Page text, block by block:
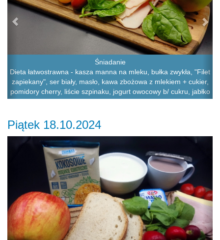
Śniadanie
Dieta łatwostrawna - kasza manna na mleku, bułka zwykła, "Filet
zapiekany", ser biały, masło, kawa zbożowa z mlekiem + cukier,
pomidory cherry, liście szpinaku, jogurt owocowy b/ cukru, jabłko
Piątek 18.10.2024
Previous